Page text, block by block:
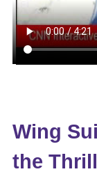
TOEIC
能力養成
自然發音
開口溜英
旅遊英文
英語俱樂
ECAM
日語
韓語
更多
一對一家
多益秒學堂
影音學英文
學習分享
學員故事
活動花絮
校園贊助
Recruiting
Wing
the